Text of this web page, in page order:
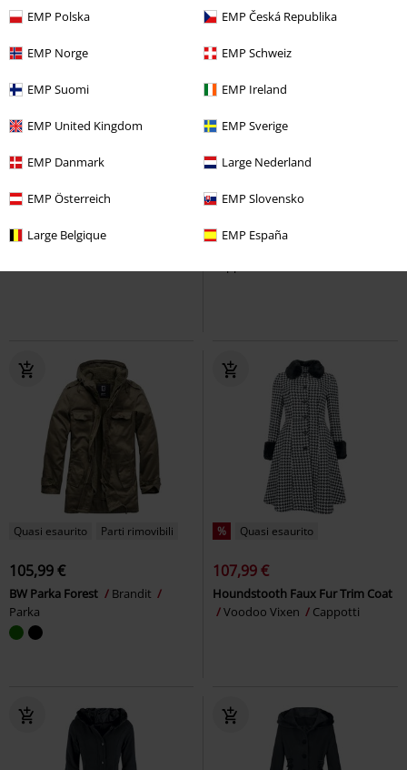
EMP Polska EMP Česká Republika
EMP Norge EMP Schweiz
EMP Suomi EMP Ireland
EMP United Kingdom EMP Sverige
EMP Danmark Large Nederland
EMP Österreich EMP Slovensko
Large Belgique EMP España
97,99 €
Ladies' Trenchcoat
161,99 €
Amaya Coat
Quasi esaurito Parti rimovibili
105,99 €
BW Parka Forest
Brandit
Parka
% Quasi esaurito
107,99 €
Houndstooth Faux Fur Trim Coat
Voodoo Vixen
Cappotti